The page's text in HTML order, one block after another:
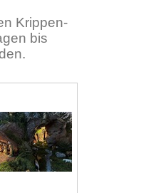
Krippen-
bis